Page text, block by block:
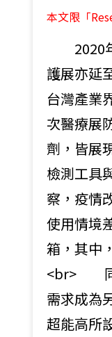
本文限「
2020年
護展亦延
台灣產業
次醫療展
劑，皆展
檢測工具
察，疫情
使用情境
箱，其中
<br> 同
需求成為
超能高所